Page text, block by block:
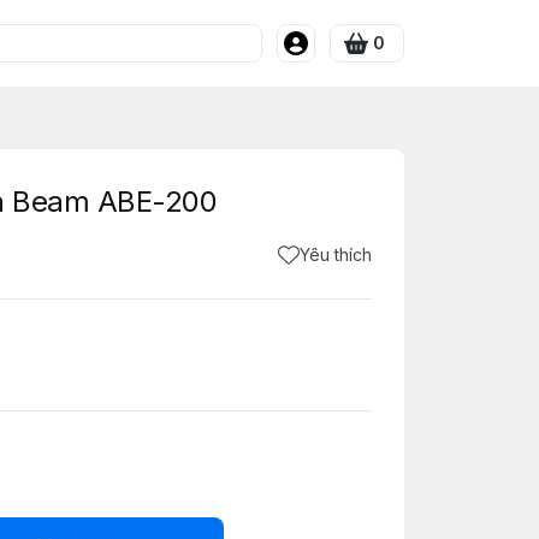
0
Beam ABE-200
Yêu thích